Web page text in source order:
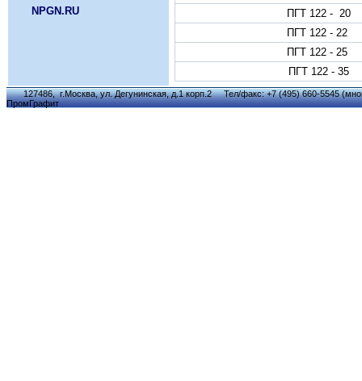
NPGN.RU
ПГТ 122 - 20
ПГТ 122 - 22
ПГТ 122 - 25
ПГТ 122 - 35
127486, г.Москва, ул. Дегунинская, д.1 корп.2 Тел/факс: +7 (495) 660-5545
ПромГрафит